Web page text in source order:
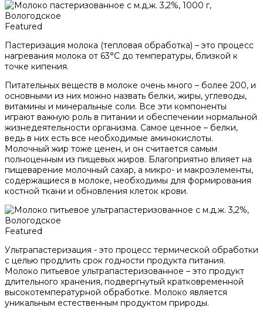
Featured
Пастеризация молока (тепловая обработка) – это процесс
нагревания молока от 63°С до температуры, близкой к
точке кипения.
Питательных веществ в молоке очень много – более 200, и
основными из них можно назвать белки, жиры, углеводы,
витамины и минеральные соли. Все эти компоненты
играют важную роль в питании и обеспечении нормальной
жизнедеятельности организма. Самое ценное – белки,
ведь в них есть все необходимые аминокислоты.
Молочный жир тоже ценен, и он считается самым
полноценным из пищевых жиров. Благоприятно влияет на
пищеварение молочный сахар, а микро- и макроэлементы,
содержащиеся в молоке, необходимы для формирования
костной ткани и обновления клеток крови.
Featured
Ультрапастеризация - это процесс термической обработки
с целью продлить срок годности продукта питания.
Молоко питьевое ультрапастеризованное – это продукт
длительного хранения, подвергнутый кратковременной
высокотемпературной обработке. Молоко является
уникальным естественным продуктом природы.